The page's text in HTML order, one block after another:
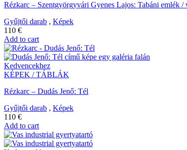
Rézkarc – Szentgyörgyvári Gyenes Lajos: Tabáni emlék
Gyűjtői darab , Képek
110 €
Add to cart
Kedvencekhez
KÉPEK / TÁBLÁK
Rézkarc – Dudás Jenő: Tél
Gyűjtői darab , Képek
110 €
Add to cart